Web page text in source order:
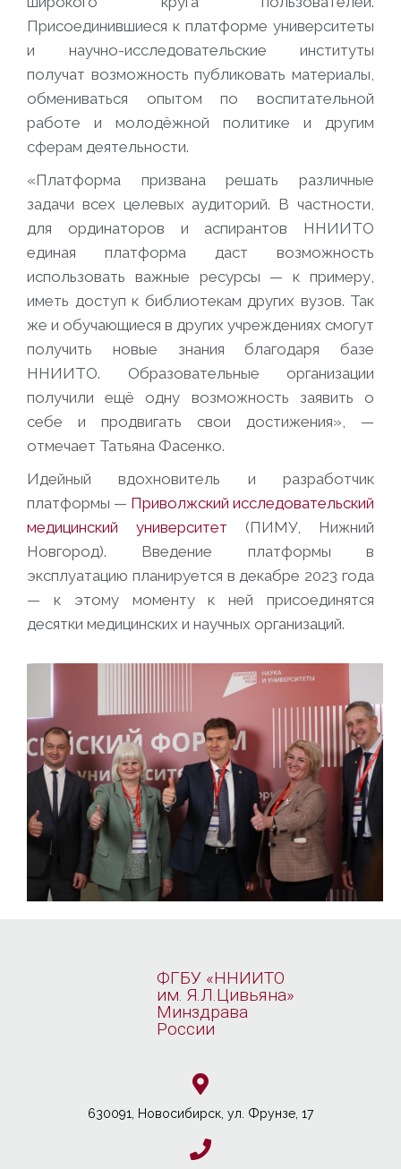
Присоединившиеся к платформе университеты
и научно-исследовательские институты
получат возможность публиковать материалы,
обмениваться опытом по воспитательной
работе и молодёжной политике и другим
сферам деятельности.
«Платформа призвана решать различные
задачи всех целевых аудиторий. В частности,
для ординаторов и аспирантов ННИИТО
единая платформа даст возможность
использовать важные ресурсы — к примеру,
иметь доступ к библиотекам других вузов. Так
же и обучающиеся в других учреждениях смогут
получить новые знания благодаря базе
ННИИТО. Образовательные организации
получили ещё одну возможность заявить о
себе и продвигать свои достижения», —
отмечает Татьяна Фасенко.
Идейный вдохновитель и разработчик
платформы — Приволжский исследовательский
медицинский университет (ПИМУ, Нижний
Новгород). Введение платформы в
эксплуатацию планируется в декабре 2023 года
— к этому моменту к ней присоединятся
десятки медицинских и научных организаций.
ФГБУ «ННИИТО
им. Я.Л.Цивьяна»
Минздрава
России
630091, Новосибирcк, ул. Фрунзе, 17